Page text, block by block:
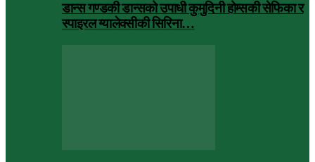
डान्स गण्डकी डान्सको उपाधी कुमुदिनी होम्सकी सेफिका र
स्पाइरल ग्यालेक्सीकी सिरिना…